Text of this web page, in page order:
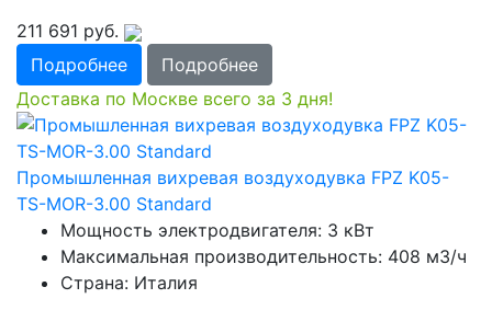
211 691 руб.
Подробнее
Подробнее
Доставка по Москве всего за 3 дня!
Промышленная вихревая воздуходувка FPZ K05-
TS-MOR-3.00 Standard
Мощность электродвигателя: 3 кВт
Максимальная производительность: 408 м3/ч
Страна: Италия